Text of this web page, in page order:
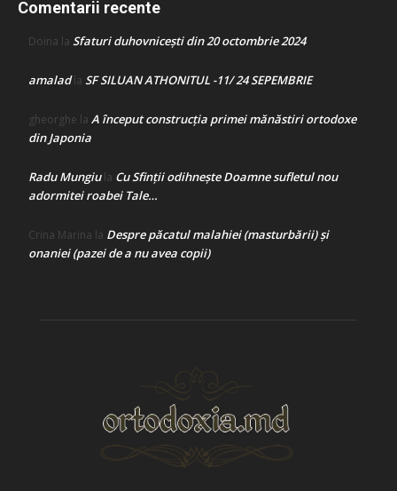
Comentarii recente
Doina la Sfaturi duhovnicești din 20 octombrie 2024
amaladla SF SILUAN ATHONITUL -11/ 24 SEPEMBRIE
gheorghe la A început construcţia primei mănăstiri ortodoxe
din Japonia
Radu Mungiula Cu Sfinții odihnește Doamne sufletul nou
adormitei roabei Tale…
Crina Marina la Despre păcatul malahiei (masturbării) şi
onaniei (pazei de a nu avea copii)